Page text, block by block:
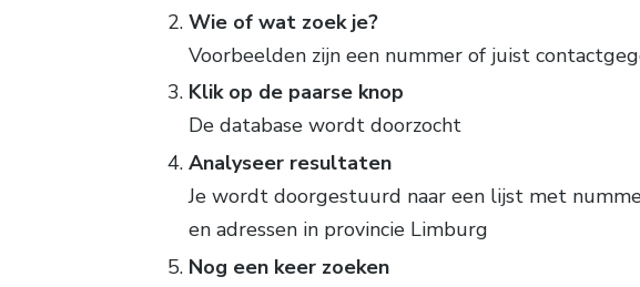
Wie of wat zoek je?
Voorbeelden zijn een nummer of juist
Klik op de paarse knop
De database wordt doorzocht
Analyseer resultaten
Je wordt doorgestuurd naar een lijst met
en adressen in provincie Limburg
Nog een keer zoeken